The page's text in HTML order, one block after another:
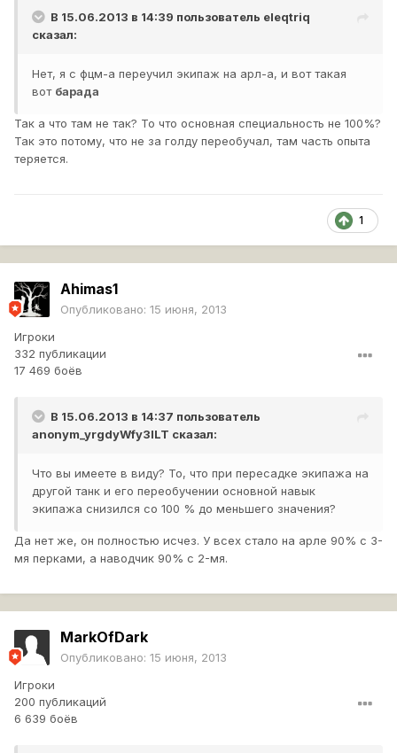
В 15.06.2013 в 14:39 пользователь eleqtriq
сказал:
Нет, я с фцм-а переучил экипаж на арл-а, и вот такая
вот барада
Так а что там не так? То что основная специальность не 100%?
Так это потому, что не за голду переобучал, там часть опыта
теряется.
1
Ahimas1
Опубликовано: 15 июня, 2013
Игроки
332 публикации
17 469 боёв
В 15.06.2013 в 14:37 пользователь
anonym_yrgdyWfy3ILT сказал:
Что вы имеете в виду? То, что при пересадке экипажа на
другой танк и его переобучении основной навык
экипажа снизился со 100 % до меньшего значения?
Да нет же, он полностью исчез. У всех стало на арле 90% с 3-
мя перками, а наводчик 90% с 2-мя.
MarkOfDark
Опубликовано: 15 июня, 2013
Игроки
200 публикаций
6 639 боёв